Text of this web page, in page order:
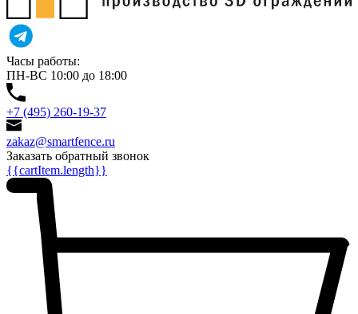
Часы работы:
ПН-ВС 10:00 до 18:00
+7 (495) 260-19-37
zakaz@smartfence.ru
Заказать обратный звонок
{{cartItem.length}}